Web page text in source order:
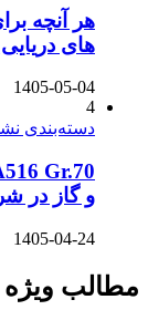
های دریایی
1405-05-04
4
دسته‌بندی
و گاز در
1405-04-24
مطالب